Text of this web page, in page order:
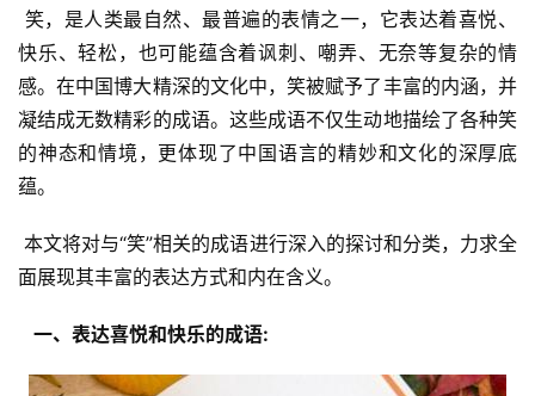
快乐、轻松，也可能蕴含着讽刺、嘲弄、无奈等复杂的情
感。在中国博大精深的文化中，笑被赋予了丰富的内涵，并
凝结成无数精彩的成语。这些成语不仅生动地描绘了各种笑
的神态和情境，更体现了中国语言的精妙和文化的深厚底
蕴。
本文将对与“笑”相关的成语进行深入的探讨和分类，力求全
面展现其丰富的表达方式和内在含义。
  一、表达喜悦和快乐的成语: